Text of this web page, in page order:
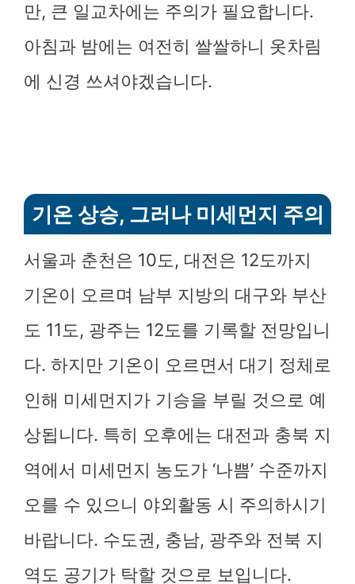
만, 큰 일교차에는 주의가 필요합니다.
아침과 밤에는 여전히 쌀쌀하니 옷차림
에 신경 쓰셔야겠습니다.
기온 상승, 그러나 미세먼지 주의
서울과 춘천은 10도, 대전은 12도까지
기온이 오르며 남부 지방의 대구와 부산
도 11도, 광주는 12도를 기록할 전망입니
다. 하지만 기온이 오르면서 대기 정체로
인해 미세먼지가 기승을 부릴 것으로 예
상됩니다. 특히 오후에는 대전과 충북 지
역에서 미세먼지 농도가 ‘나쁨’ 수준까지
오를 수 있으니 야외활동 시 주의하시기
바랍니다. 수도권, 충남, 광주와 전북 지
역도 공기가 탁할 것으로 보입니다.